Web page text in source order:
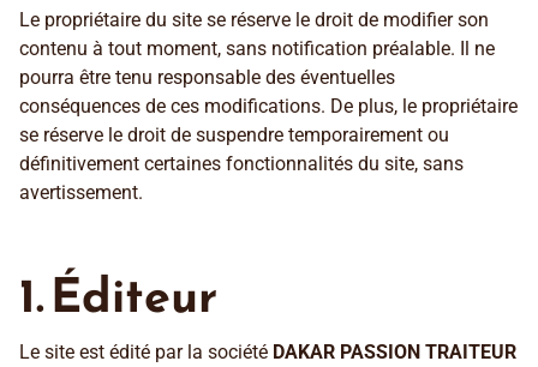
Le propriétaire du site se réserve le droit de modifier son
contenu à tout moment, sans notification préalable. Il ne
pourra être tenu responsable des éventuelles
conséquences de ces modifications. De plus, le propriétaire
se réserve le droit de suspendre temporairement ou
définitivement certaines fonctionnalités du site, sans
avertissement.
1. Éditeur
Le site est édité par la société DAKAR PASSION TRAITEUR